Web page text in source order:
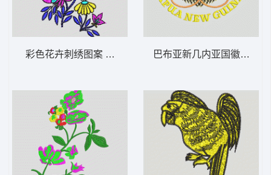
彩色花卉刺绣图案 靓花 巴布亚新几内亚国徽图案 鹰